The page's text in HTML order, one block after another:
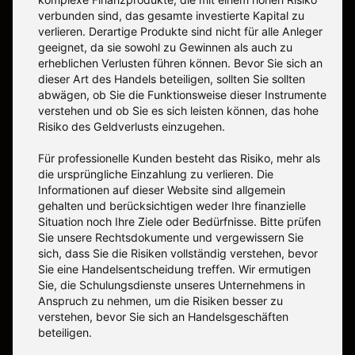
verbunden sind, das gesamte investierte Kapital zu
verlieren. Derartige Produkte sind nicht für alle Anleger
geeignet, da sie sowohl zu Gewinnen als auch zu
erheblichen Verlusten führen können. Bevor Sie sich an
dieser Art des Handels beteiligen, sollten Sie sollten
abwägen, ob Sie die Funktionsweise dieser Instrumente
verstehen und ob Sie es sich leisten können, das hohe
Risiko des Geldverlusts einzugehen.
Für professionelle Kunden besteht das Risiko, mehr als
die ursprüngliche Einzahlung zu verlieren. Die
Informationen auf dieser Website sind allgemein
gehalten und berücksichtigen weder Ihre finanzielle
Situation noch Ihre Ziele oder Bedürfnisse. Bitte prüfen
Sie unsere Rechtsdokumente und vergewissern Sie
sich, dass Sie die Risiken vollständig verstehen, bevor
Sie eine Handelsentscheidung treffen. Wir ermutigen
Sie, die Schulungsdienste unseres Unternehmens in
Anspruch zu nehmen, um die Risiken besser zu
verstehen, bevor Sie sich an Handelsgeschäften
beteiligen.